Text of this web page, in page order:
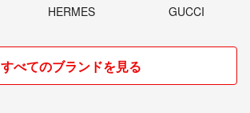
HERMES GUCCI
すべてのブランドを見る